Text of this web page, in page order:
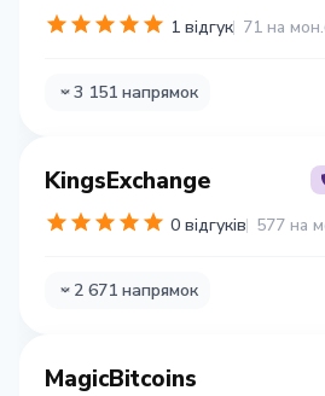
1 відгук 71 на мон.
3 151 напрямок
KingsExchange
0 відгуків 577 на
2 671 напрямок
MagicBitcoins